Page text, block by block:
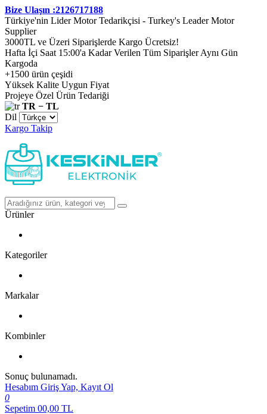
Bize Ulaşın :2126717188
Türkiye'nin Lider Motor Tedarikçisi - Turkey's Leader Motor
Supplier
3000TL ve Üzeri Siparişlerde Kargo Ücretsiz!
Hafta İçi Saat 15:00'a Kadar Verilen Tüm Siparişler Aynı Gün
Kargoda
+1500 ürün çeşidi
Yüksek Kalite Uygun Fiyat
Projeye Özel Ürün Tedariği
TR − TL
Dil
Kargo Takip
Ürünler
Kategoriler
Markalar
Kombinler
Sonuç bulunamadı.
Hesabım Giriş Yap, Kayıt Ol
0
Sepetim 00,00 TL